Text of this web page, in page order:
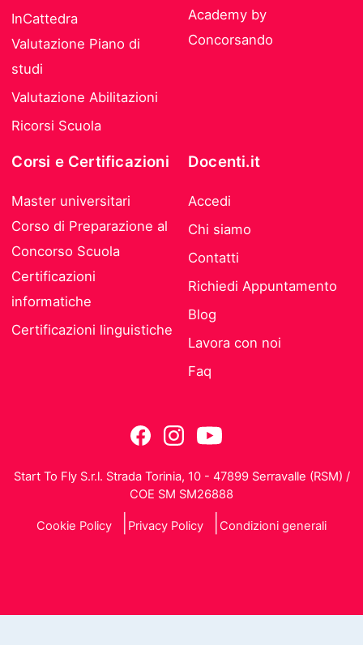
InCattedra
Valutazione Piano di
studi
Valutazione Abilitazioni
Ricorsi Scuola
Academy by
Concorsando
Corsi e Certificazioni
Master universitari
Corso di Preparazione al
Concorso Scuola
Certificazioni
informatiche
Certificazioni linguistiche
Docenti.it
Accedi
Chi siamo
Contatti
Richiedi Appuntamento
Blog
Lavora con noi
Faq
Start To Fly S.r.l. Strada Torinia, 10 - 47899 Serravalle (RSM) /
COE SM SM26888
Cookie Policy Privacy Policy Condizioni generali